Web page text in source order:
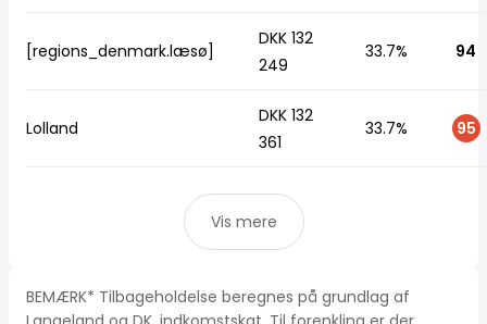
[regions_denmark.læsø]
DKK 132
249
33.7% 94
Lolland
DKK 132
361
33.7% 95
Vis mere
BEMÆRK* Tilbageholdelse beregnes på grundlag af